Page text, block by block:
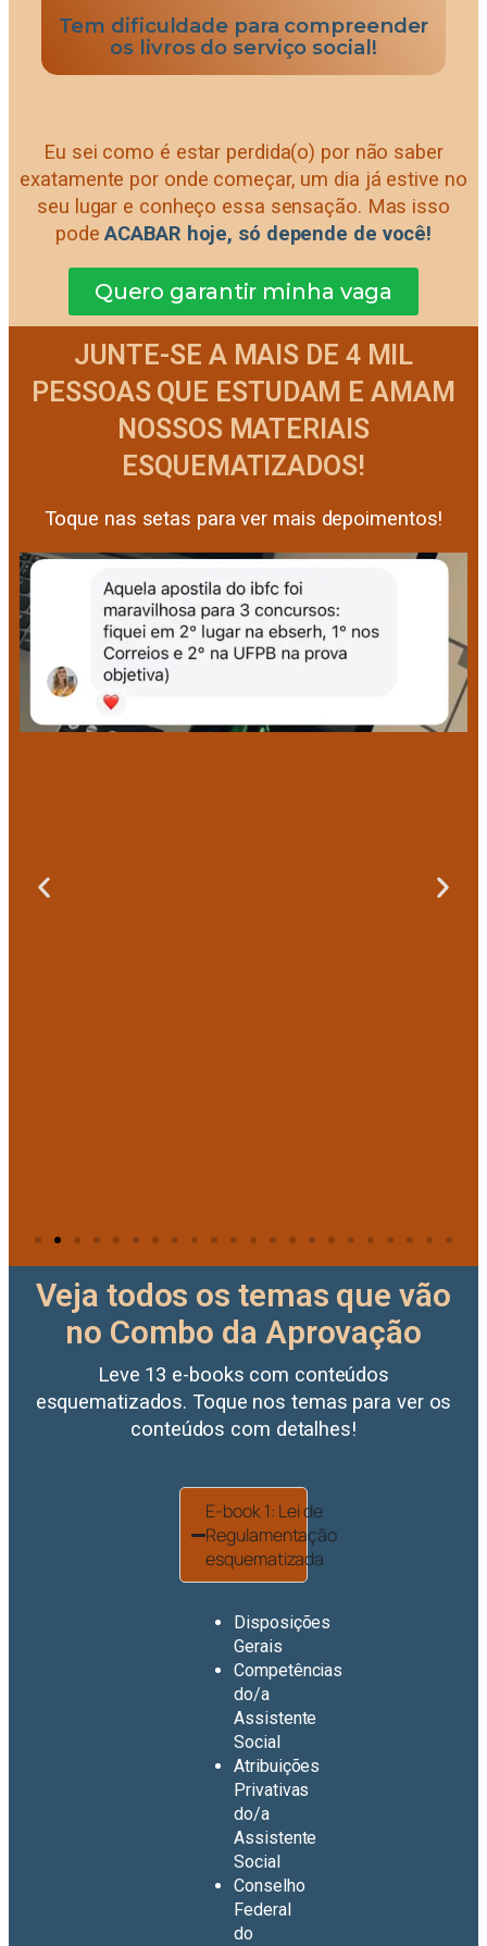
Tem dificuldade para compreender
os livros do serviço social!
Eu sei como é estar perdida(o) por não saber
exatamente por onde começar, um dia já estive no
seu lugar e conheço essa sensação. Mas isso
podeACABAR hoje, só depende de você!
Quero garantir minha vaga
JUNTE-SE A MAIS DE 4 MIL
PESSOAS QUE ESTUDAM E AMAM
NOSSOS MATERIAIS
ESQUEMATIZADOS!
Toque nas setas para ver mais depoimentos!
Veja todos os temas que vão
no Combo da Aprovação
Leve 13 e-books com conteúdos
esquematizados. Toque nos temas para ver os
conteúdos com detalhes!
E-book 1: Lei de
Regulamentação
esquematizada
Disposições
Gerais
Competências
do/a
Assistente
Social
Atribuições
Privativas
do/a
Assistente
Social
Conselho
Federal
do